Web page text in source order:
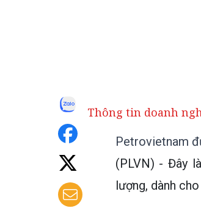
Thông tin doanh
Petrovietnam
(PLVN) - Đây
lượng, dành